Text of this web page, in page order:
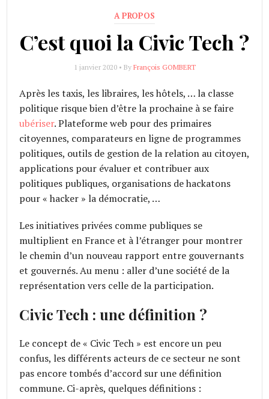
A PROPOS
C’est quoi la Civic Tech ?
1 janvier 2020 • By François GOMBERT
Après les taxis, les libraires, les hôtels, … la classe
politique risque bien d’être la prochaine à se faire
ubériser. Plateforme web pour des primaires
citoyennes, comparateurs en ligne de programmes
politiques, outils de gestion de la relation au citoyen,
applications pour évaluer et contribuer aux
politiques publiques, organisations de hackatons
pour « hacker » la démocratie, …
Les initiatives privées comme publiques se
multiplient en France et à l’étranger pour montrer
le chemin d’un nouveau rapport entre gouvernants
et gouvernés. Au menu : aller d’une société de la
représentation vers celle de la participation.
Civic Tech : une définition ?
Le concept de « Civic Tech » est encore un peu
confus, les différents acteurs de ce secteur ne sont
pas encore tombés d’accord sur une définition
commune. Ci-après, quelques définitions :